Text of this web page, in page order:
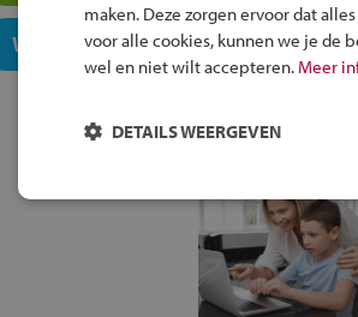
Welk onderwijsconcept past bij
maken. Deze zorgen ervoor dat
voor alle cookies, kunnen we je de
wel en niet wilt accepteren. Meer
DETAILS WEERGEVEN